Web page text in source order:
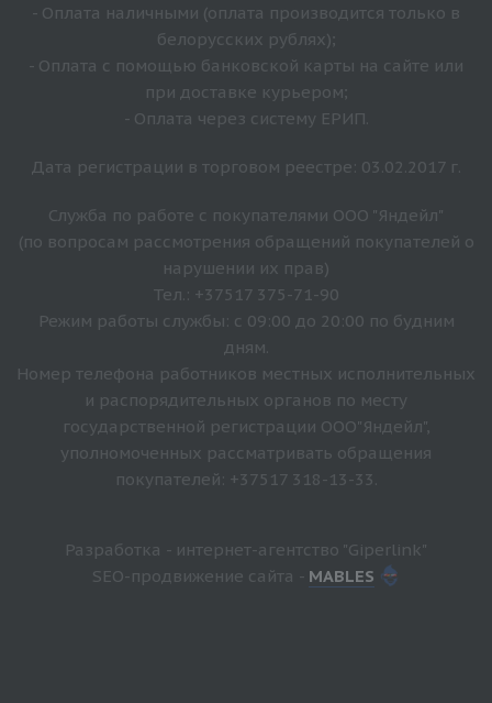
- Оплата наличными (оплата производится только в
белорусских рублях);
- Оплата с помощью банковской карты на сайте или
при доставке курьером;
- Оплата через систему ЕРИП.
Дата регистрации в торговом реестре: 03.02.2017 г.
Служба по работе с покупателями ООО "Яндейл"
(по вопросам рассмотрения обращений покупателей о
нарушении их прав)
Тел.: +37517 375-71-90
Режим работы службы: с 09:00 до 20:00 по будним
дням.
Номер телефона работников местных исполнительных
и распорядительных органов по месту
государственной регистрации ООО"Яндейл",
уполномоченных рассматривать обращения
покупателей: +37517 318-13-33.
Разработка - интернет-агентство "Giperlink"
SEO-продвижение сайта - MABLES